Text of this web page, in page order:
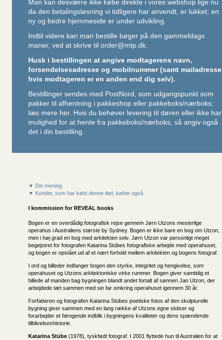
Man kan desværre ikke købe direkte i vores webshop lige nu
da den betalingsløsning vi tidligere har anvendt, er lukket; en
ny og bedre hjemmeside er under udvikling.
Indtil videre kan man bestille bøger på den gammeldags
maner, ved at skrive til order@mtp.dk.
Husk i bestillingen at angive modtagerens navn,
forsendelsesadresse og mobilnummer (samt mailadresse
hvis modtageren er en anden end dig selv).
Bestillinger sendes med PostNord, som udgangspunkt som
pakker til afhentning i pakkeshop eller pakkeboks/nærboks;
læs mere her. Hvis du behøver levering til døren eller ikke har
mulighed for at hente fra pakkeboks/nærboks, så angiv også
det i din bestilling.
▼ Din mening
▼ Kunder, som har købt denne titel, købte også
I kommission forREVEAL books
Bogen er en overdådig fotografisk rejse gennem Jørn Utzons mesterlige
operahus i Australiens største by Sydney. Bogen er ikke bare en bog om Utzon,
men i høj grad en bog med arkitekten selv. Jørn Utzon var personligt meget
begejstret for fotografen Katarina Stübes fotografiske arbejde med operahuset,
og bogen er opstået ud af et nært forhold mellem arkitekten og bogens fotograf.
I ord og billeder indfanger bogen den styrke, integritet og hengivelse, som
operahuset og Utzons arkitektoniske virke rummer. Bogen giver samtidig et
billede af manden bag bygningen blandt andet fortalt af sønnen Jan Utzon, der
arbejdede tæt sammen med sin far omkring operahuset igennem 30 år.
Forfatteren og fotografen Katarina Stübes poetiske fotos af den skulpturelle
bygning giver sammen med en lang række af Utzons egne skitser og
forarbejder et fængende indblik i bygningens kvaliteter og dens spændende
tilblivelseshistorie.
Katarina Stübe (1978), tyskfødt fotograf. I 2001 flyttede hun til Australien for at